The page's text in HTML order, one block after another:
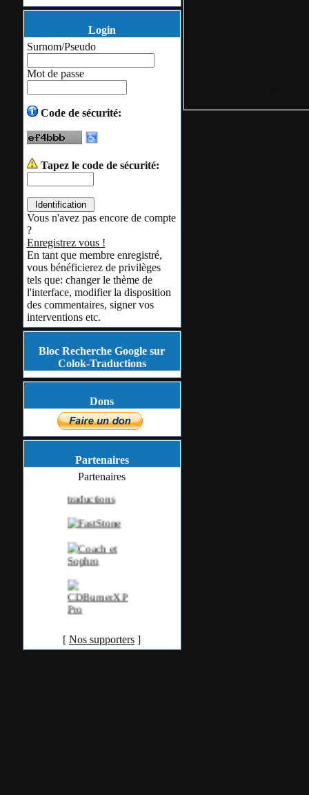
Login
Surnom/Pseudo
Mot de passe
Code de sécurité:
Tapez le code de sécurité:
Vous n'avez pas encore de compte
?
Enregistrez vous !
En tant que membre enregistré,
vous bénéficierez de privilèges
tels que: changer le thème de
l'interface, modifier la disposition
des commentaires, signer vos
interventions etc.
Bloc Recherche Google sur
Colok-Traductions
Dons
Partenaires
Partenaires
[ Nos supporters ]